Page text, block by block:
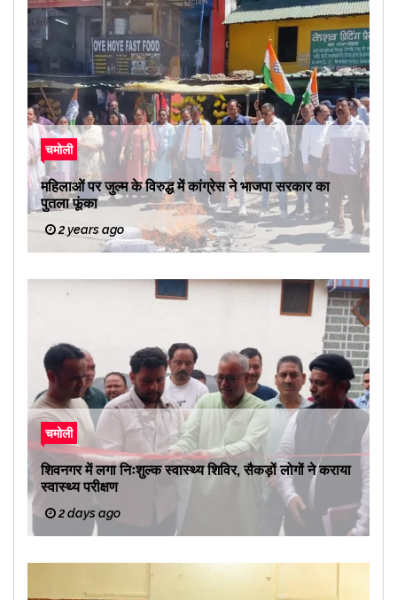
चमोली
महिलाओं पर जुल्म के विरुद्ध में कांग्रेस ने भाजपा सरकार का
पुतला फूंका
2 years ago
चमोली
शिवनगर में लगा निःशुल्क स्वास्थ्य शिविर, सैकड़ों लोगों ने कराया
स्वास्थ्य परीक्षण
2 days ago